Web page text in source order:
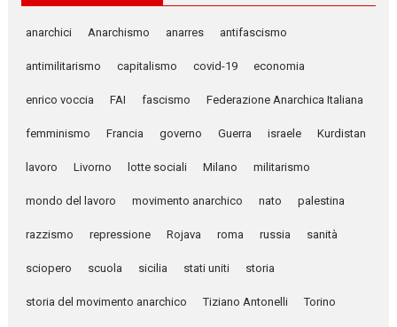
anarchici Anarchismo anarres antifascismo
antimilitarismo capitalismo covid-19 economia
enrico voccia FAI fascismo Federazione Anarchica Italiana
femminismo Francia governo Guerra israele Kurdistan
lavoro Livorno lotte sociali Milano militarismo
mondo del lavoro movimento anarchico nato palestina
razzismo repressione Rojava roma russia sanità
sciopero scuola sicilia stati uniti storia
storia del movimento anarchico Tiziano Antonelli Torino